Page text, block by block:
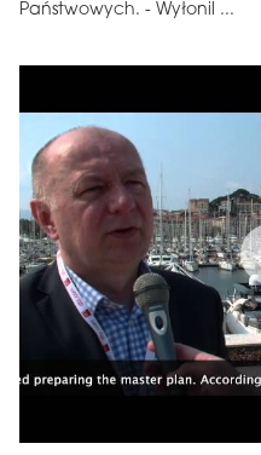
Państwowych. - Wyłonil ...